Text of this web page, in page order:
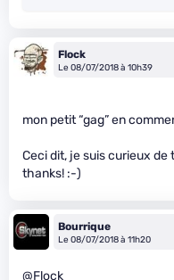
Flock
Le 08/07/2018 à 10h39
mon petit “gag” en
Ceci dit, je suis curieux de
thanks! :-)
Bourrique
Le 08/07/2018 à 11h20
@Flock